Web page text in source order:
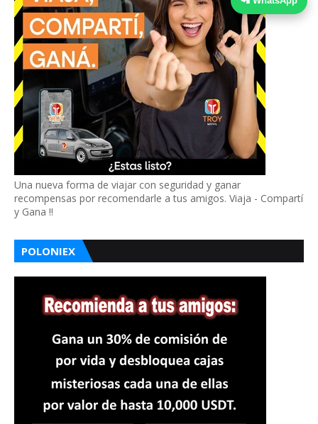
Una nueva forma de viajar con seguridad y ganar
recompensas por recomendarle a tus amigos. Viaja - Compartí
y Gana !!
POLONIEX